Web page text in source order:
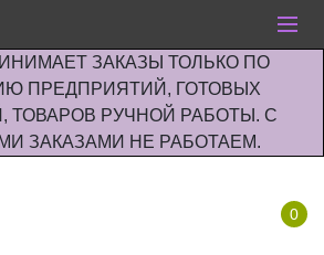
ЗАКАЗЫ ТОЛЬКО ПО
ПРЕДПРИЯТИЙ, ГОТОВЫХ
ТОВАРОВ РУЧНОЙ РАБОТЫ. С
ЗАКАЗАМИ НЕ РАБОТАЕМ.
0